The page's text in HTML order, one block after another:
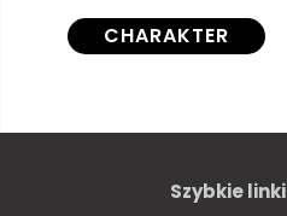
CHARAKTER
POTWÓR
Szybkie linki